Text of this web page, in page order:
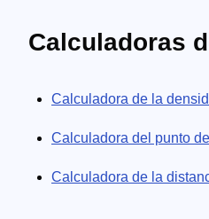
Calculadoras
Calculadora de la
Calculadora del punto
Calculadora de la